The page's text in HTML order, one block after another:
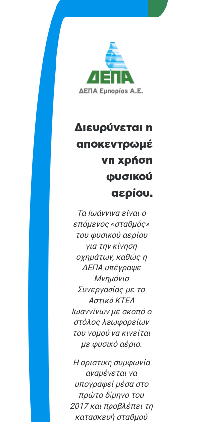
Διευρύνεται η
αποκεντρωμέ
νη χρήση
φυσικού
αερίου.
Τα Ιωάννινα είναι ο
επόμενος «σταθμός»
του φυσικού αερίου
για την κίνηση
οχημάτων, καθώς η
ΔΕΠΑ υπέγραψε
Μνημόνιο
Συνεργασίας με το
Αστικό ΚΤΕΛ
Ιωαννίνων με σκοπό ο
στόλος λεωφορείων
του νομού να κινείται
με φυσικό αέριο.
Η οριστική συμφωνία
αναμένεται να
υπογραφεί μέσα στο
πρώτο δίμηνο του
2017 και προβλέπει τη
κατασκευή σταθμού